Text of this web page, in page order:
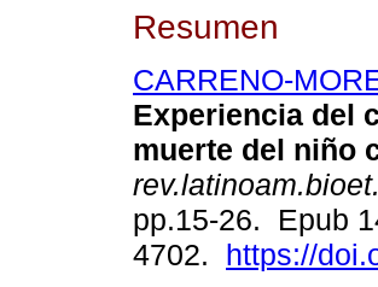
Resumen
CARRENO-
Experiencia del
muerte del niño
rev.latinoam.bioet.
pp.15-26. Epub
4702. https://